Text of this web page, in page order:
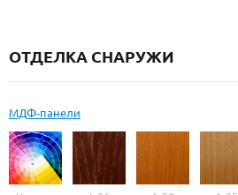
Резиновый уплотнитель
ОТДЕЛКА СНАРУЖИ
МДФ-панели